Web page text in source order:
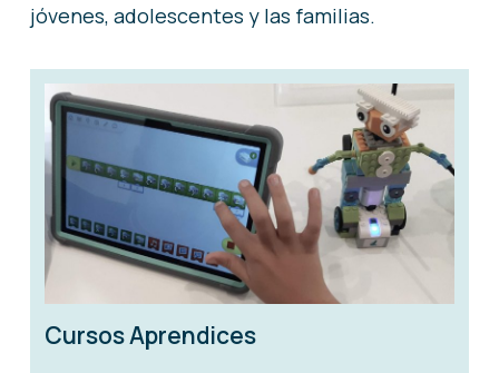
jóvenes, adolescentes y las familias.
Cursos Aprendices